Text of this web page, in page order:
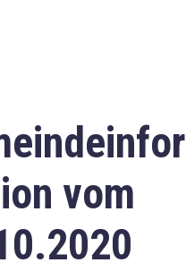
vom